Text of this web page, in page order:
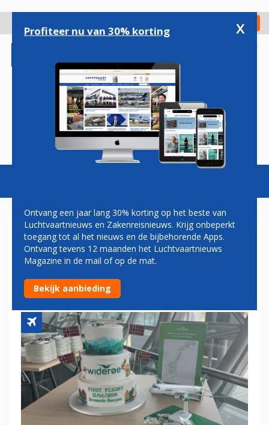
gaan
Check in
Magazine Podcasts Vacatures
NOORS WIDERØE GESTART
MET VLUCHTEN NAAR
BRUSSEL
Profiteer nu van 30% korting x
Ontvang een jaar lang 30% korting op het beste van
Luchtvaartnieuws en Zakenreisnieuws. Krijg onbeperkt
toegang tot al het nieuws en de bijbehorende Apps.
Ontvang tevens 12 maanden het Luchtvaartnieuws
Magazine in de mail of op de mat.
Bekijk aanbieding